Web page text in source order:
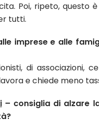
Poi, ripeto,
tutti.
imprese e alle
di associazioni,
e chiede meno
– consiglia di alzare